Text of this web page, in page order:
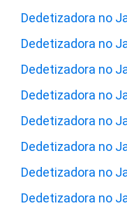
Dedetizadora no
Dedetizadora no
Dedetizadora no
Dedetizadora no
Dedetizadora no
Dedetizadora no
Dedetizadora no
Dedetizadora no